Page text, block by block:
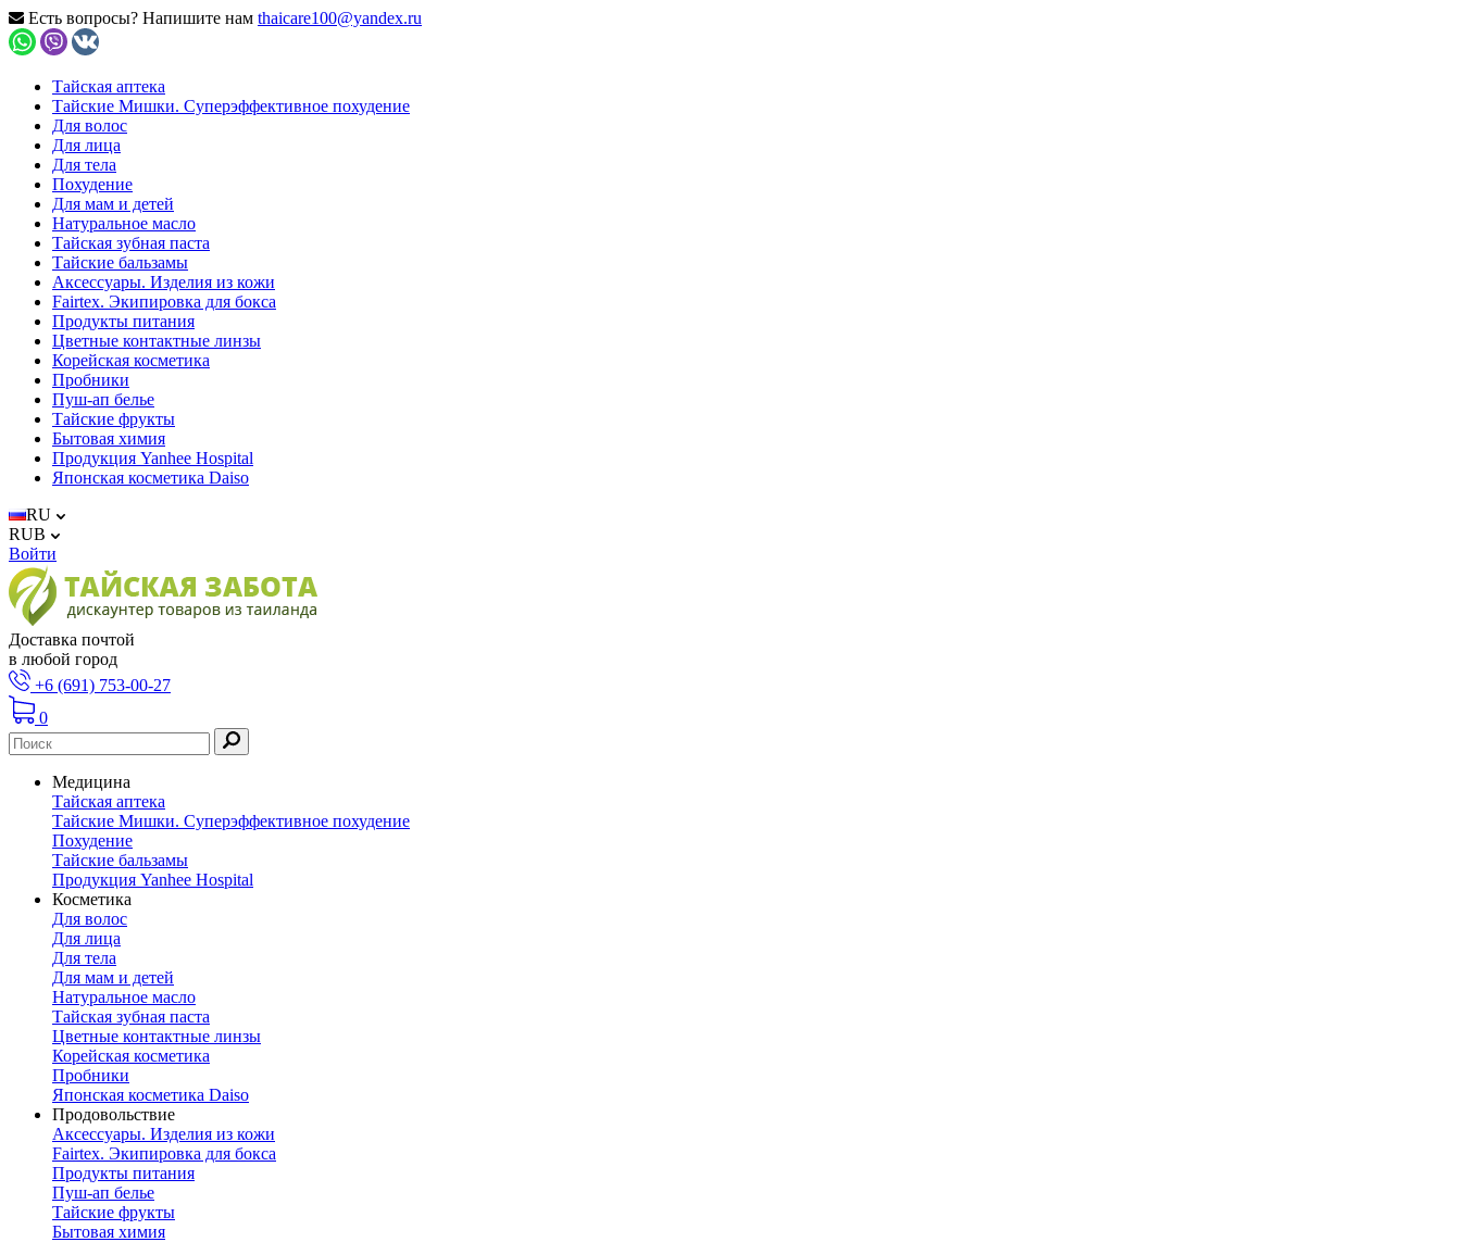
Есть вопросы? Напишите нам thaicare100@yandex.ru
Тайская аптека
Тайские Мишки. Суперэффективное похудение
Для волос
Для лица
Для тела
Похудение
Для мам и детей
Натуральное масло
Тайская зубная паста
Тайские бальзамы
Аксессуары. Изделия из кожи
Fairtex. Экипировка для бокса
Продукты питания
Цветные контактные линзы
Корейская косметика
Пробники
Пуш-ап белье
Тайские фрукты
Бытовая химия
Продукция Yanhee Hospital
Японская косметика Daiso
RU
RUB
Войти
Доставка почтой
в любой город
+6 (691) 753-00-27
0
Медицина
Тайская аптека
Тайские Мишки. Суперэффективное похудение
Похудение
Тайские бальзамы
Продукция Yanhee Hospital
Косметика
Для волос
Для лица
Для тела
Для мам и детей
Натуральное масло
Тайская зубная паста
Цветные контактные линзы
Корейская косметика
Пробники
Японская косметика Daiso
Продовольствие
Аксессуары. Изделия из кожи
Fairtex. Экипировка для бокса
Продукты питания
Пуш-ап белье
Тайские фрукты
Бытовая химия